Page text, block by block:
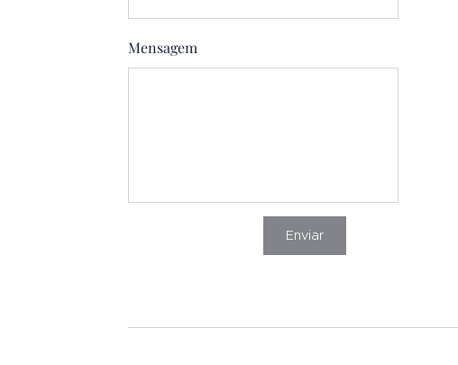
Mensagem
Enviar